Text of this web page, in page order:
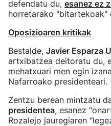
defendatu du, esanez ez
horretarako "bitartekoak"
Oposizioaren kritikak
Bestalde, Javier Esparza
artxibatzea deitoratu du,
mehatxuari men egin
Nafarroako presidenteari.
Zentzu berean mintzatu
presidentea, esanez
Rozalejo jauregiaren